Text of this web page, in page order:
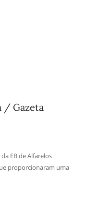
/ Gazeta
EB de Alfarelos
proporcionaram uma